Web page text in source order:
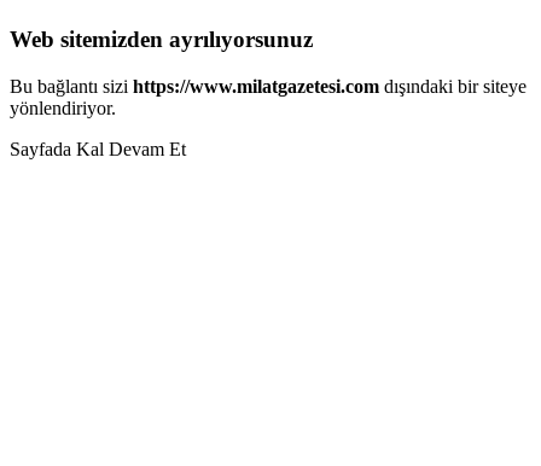
Web sitemizden ayrılıyorsunuz
Bu bağlantı sizi https://www.milatgazetesi.com dışındaki bir siteye
yönlendiriyor.
Sayfada Kal Devam Et